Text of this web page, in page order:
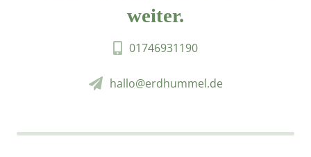
weiter.
01746931190
hallo@erdhummel.de